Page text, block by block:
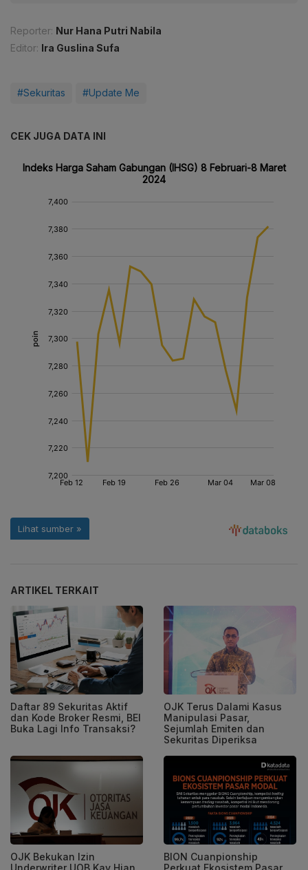
Reporter: Nur Hana Putri Nabila
Editor: Ira Guslina Sufa
#Sekuritas #Update Me
CEK JUGA DATA INI
ARTIKEL TERKAIT
Daftar 89 Sekuritas Aktif
dan Kode Broker Resmi, BEI
Buka Lagi Info Transaksi?
OJK Terus Dalami Kasus
Manipulasi Pasar,
Sejumlah Emiten dan
Sekuritas Diperiksa
OJK Bekukan Izin
Underwriter UOB Kay Hian
BION Cuanpionship
Perkuat Ekosistem Pasar